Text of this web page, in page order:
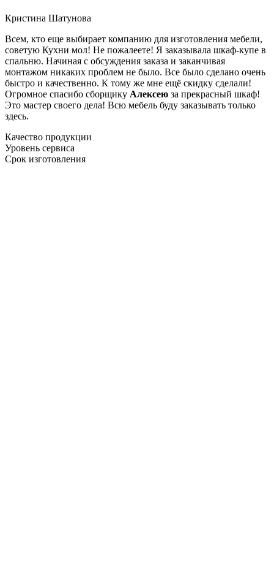
Кристина Шатунова
Всем, кто еще выбирает компанию для изготовления мебели,
советую Кухни мол! Не пожалеете! Я заказывала шкаф-купе в
спальню. Начиная с обсуждения заказа и заканчивая
монтажом никаких проблем не было. Все было сделано очень
быстро и качественно. К тому же мне ещё скидку сделали!
Огромное спасибо сборщику Алексею за прекрасный шкаф!
Это мастер своего дела! Всю мебель буду заказывать только
здесь.
Качество продукции
Уровень сервиса
Срок изготовления